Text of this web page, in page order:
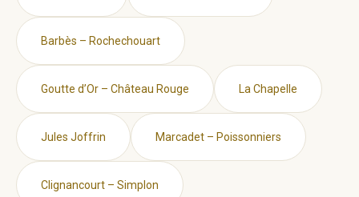
Barbès – Rochechouart
Goutte d’Or – Château Rouge La Chapelle
Jules Joffrin Marcadet – Poissonniers
Clignancourt – Simplon